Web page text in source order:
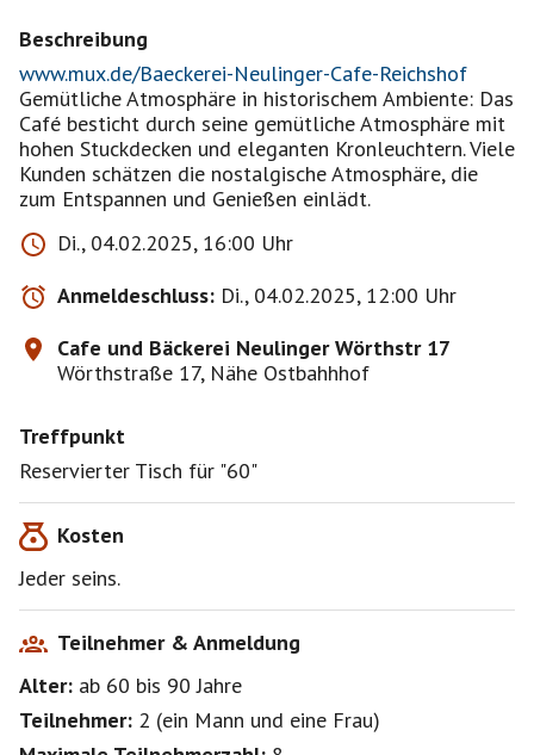
Beschreibung
www.mux.de/Baeckerei-Neulinger-Cafe-Reichshof
Gemütliche Atmosphäre in historischem Ambiente: Das
Café besticht durch seine gemütliche Atmosphäre mit
hohen Stuckdecken und eleganten Kronleuchtern. Viele
Kunden schätzen die nostalgische Atmosphäre, die
zum Entspannen und Genießen einlädt.
Di., 04.02.2025, 16:00 Uhr
Anmeldeschluss: Di., 04.02.2025, 12:00 Uhr
Cafe und Bäckerei Neulinger Wörthstr 17
Wörthstraße 17, Nähe Ostbahhhof
Treffpunkt
Reservierter Tisch für "60"
Kosten
Jeder seins.
Teilnehmer & Anmeldung
Alter: ab 60 bis 90Jahre
Teilnehmer: 2 (ein Mann und eine Frau)